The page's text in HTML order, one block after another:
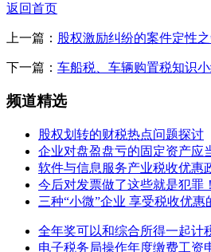
返回首页
上一篇： 股权激励纠纷的案件定性
下一篇： 车船税、车辆购置税知识
频道精选
股权划转的财税热点问题探讨
企业对盘盈盘亏的固定资产应
软件与信息服务产业税收优惠
今后对发票做了这些就是犯罪
三种“小微”企业 享受税收优惠
全年奖可以和综合所得一起计
电子税务局操作年度缴费工资